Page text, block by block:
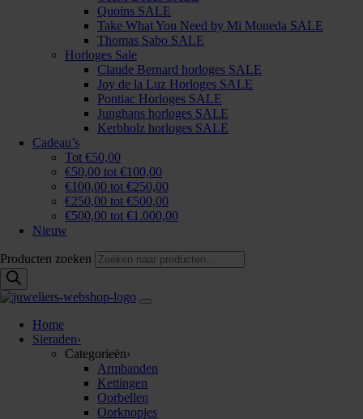
Quoins SALE
Take What You Need by Mi Moneda SALE
Thomas Sabo SALE
Horloges Sale
Claude Bernard horloges SALE
Joy de la Luz Horloges SALE
Pontiac Horloges SALE
Junghans horloges SALE
Kerbholz horloges SALE
Cadeau’s
Tot €50,00
€50,00 tot €100,00
€100,00 tot €250,00
€250,00 tot €500,00
€500,00 tot €1.000,00
Nieuw
Producten zoeken
Home
Sieraden›
Categorieën›
Armbanden
Kettingen
Oorbellen
Oorknopjes